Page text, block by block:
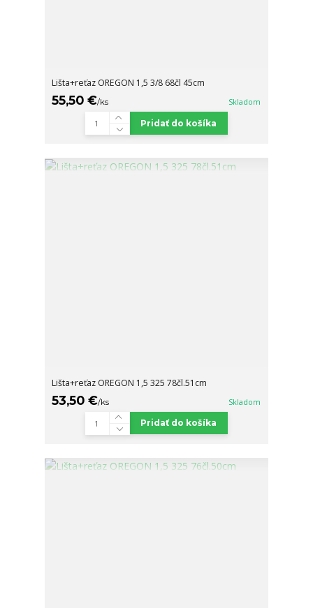
Lišta+reťaz OREGON 1,5 3/8 68čl 45cm
55,50 €/ks Skladom
Pridať do košíka
Lišta+reťaz OREGON 1,5 325 78čl.51cm
53,50 €/ks Skladom
Pridať do košíka